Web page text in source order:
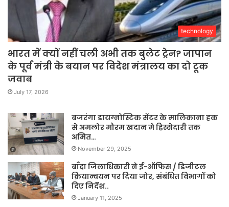
technology
भारत में क्यों नहीं चली अभी तक बुलेट ट्रेन? जापान
के पूर्व मंत्री के बयान पर विदेश मंत्रालय का दो टूक
जवाब
July 17, 2026
बजरंगा डायग्नोस्टिक सेंटर के मालिकाना हक
से अमलोर मौरम खदान मे हिस्सेदारी तक
अमित…
November 29, 2025
बाँदा जिलाधिकारी ने ई-ऑफिस / डिजीटल
क्रियान्वयन पर दिया जोर, संबंधित विभागों को
दिए निर्देश..
January 11, 2025